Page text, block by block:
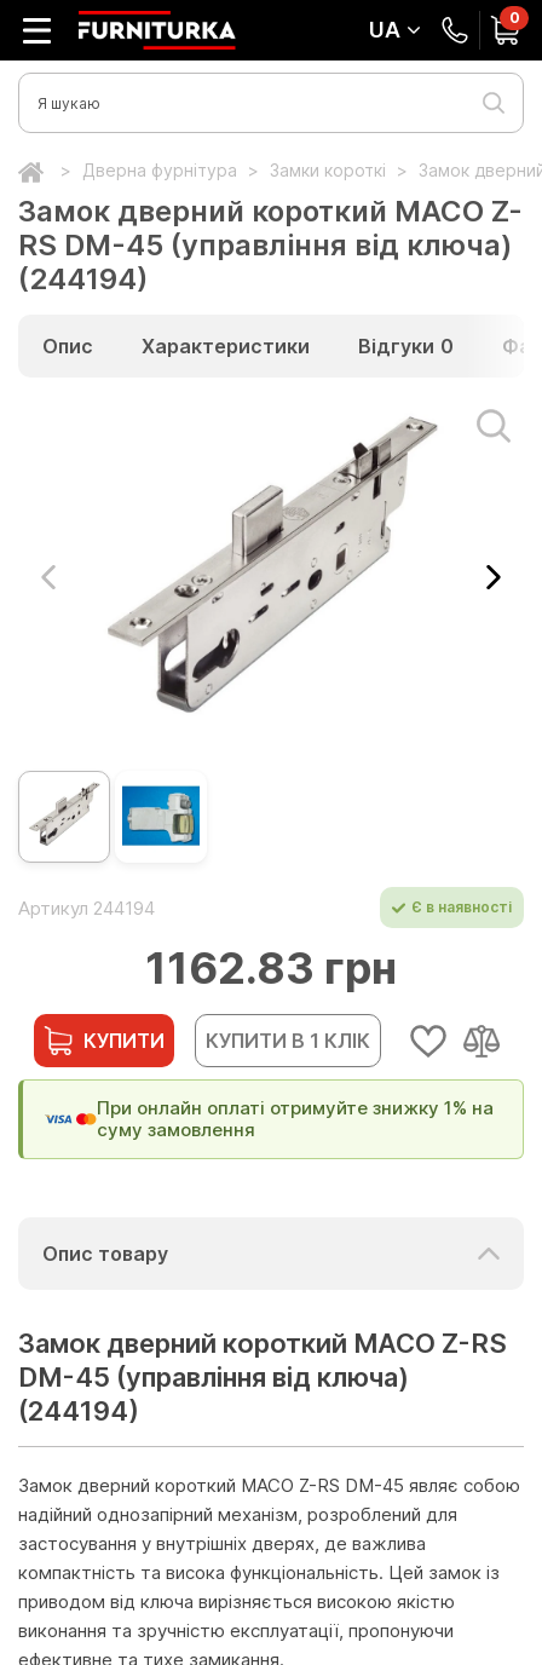
UA 0
Дверна фурнітура Замки короткі Замок
Замок дверний короткий MACO Z-
RS DM-45 (управління від ключа)
(244194)
Опис Характеристики Відгуки 0
Артикул 244194 Є в наявності
1162.83 грн
КУПИТИ КУПИТИ В 1 КЛІК
При онлайн оплаті отримуйте знижку 1% на
суму замовлення
Опис товару
Замок дверний короткий MACO Z-RS
DM-45 (управління від ключа)
(244194)
Замок дверний короткий MACO Z-RS DM-45 являє собою
надійний однозапірний механізм, розроблений для
застосування у внутрішніх дверях, де важлива
компактність та висока функціональність. Цей замок із
приводом від ключа вирізняється високою якістю
виконання та зручністю експлуатації, пропонуючи
ефективне та тихе замикання.